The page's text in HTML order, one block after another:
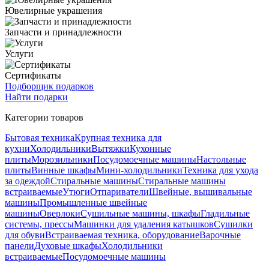
Ювелирные украшения
Запчасти и принадлежности
Услуги
Сертификаты
Подборщик подарков
Найти подарки
Категории товаров
Бытовая техникаКрупная техника для
кухниХолодильникиВытяжкиКухонные
плитыМорозильникиПосудомоечные машиныНастольные
плитыВинные шкафыМини-холодильникиТехника для ухода
за одеждойСтиральные машиныСтиральные машины
встраиваемыеУтюгиОтпаривателиШвейные, вышивальные
машиныПромышленные швейные
машиныОверлокиСушильные машины, шкафыГладильные
системы, прессыМашинки для удаления катышковСушилки
для обувиВстраиваемая техника, оборудованиеВарочные
панелиДуховые шкафыХолодильники
встраиваемыеПосудомоечные машины